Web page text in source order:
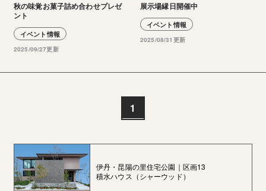
秋の味覚お菓子詰め合わせプレゼ
ント
イベント情報
2025/09/27更新
展示場縁日開催中
イベント情報
2025/08/31更新
1
伊丹・昆陽の里住宅公園｜区画13
積水ハウス（シャーウッド）